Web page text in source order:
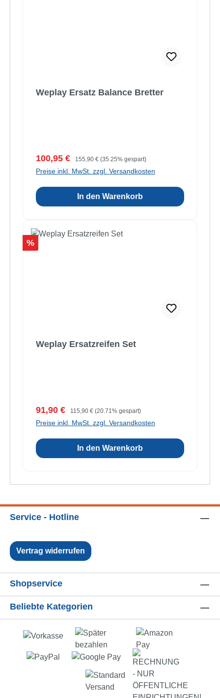
Weplay Ersatz Balance Bretter
Verkaufspreis:
100,95 € Regulärer Preis:
155,90 € (35.25% gespart)
Preise inkl. MwSt. zzgl. Versandkosten
In den Warenkorb
Rabatt
%
Weplay Ersatzreifen Set
Verkaufspreis:
91,90 € Regulärer Preis:
115,90 € (20.71% gespart)
Preise inkl. MwSt. zzgl. Versandkosten
In den Warenkorb
Service - Hotline
Vertrag widerrufen
Shopservice
Beliebte Kategorien